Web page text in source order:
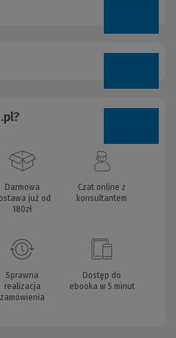
Darmowa
już od
180zł
Czat online z
konsultantem
Sprawna
realizacja
zamówienia
Dostęp do
ebooka w 5 minut